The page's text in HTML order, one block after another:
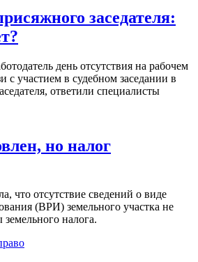
заседателя:
день отсутствия на рабочем
с участием в судебном заседании в
ответили специалисты
но налог
что отсутствие сведений о виде
(ВРИ) земельного участка не
налога.